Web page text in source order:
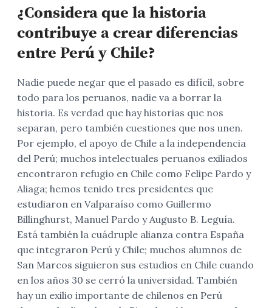
¿Considera que la historia
contribuye a crear diferencias
entre Perú y Chile?
Nadie puede negar que el pasado es difícil, sobre
todo para los peruanos, nadie va a borrar la
historia. Es verdad que hay historias que nos
separan, pero también cuestiones que nos unen.
Por ejemplo, el apoyo de Chile a la independencia
del Perú; muchos intelectuales peruanos exiliados
encontraron refugio en Chile como Felipe Pardo y
Aliaga; hemos tenido tres presidentes que
estudiaron en Valparaíso como Guillermo
Billinghurst, Manuel Pardo y Augusto B. Leguía.
Está también la cuádruple alianza contra España
que integraron Perú y Chile; muchos alumnos de
San Marcos siguieron sus estudios en Chile cuando
en los años 30 se cerró la universidad. También
hay un exilio importante de chilenos en Perú